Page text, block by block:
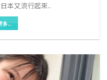
本又流行起來..
多..